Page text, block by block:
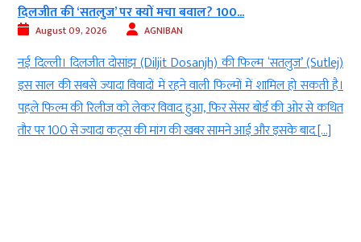
दिलजीत की ‘सतलुज’ पर क्यों मचा बवाल? 100...
August 09, 2026 AGNIBAN
नई दिल्ली। दिलजीत दोसांझ (Diljit Dosanjh) की फिल्म ‘सतलुज’ (Sutlej)
इस साल की सबसे ज्यादा विवादों में रहने वाली फिल्मों में शामिल हो सकती है।
पहले फिल्म की रिलीज को लेकर विवाद हुआ, फिर सेंसर बोर्ड की ओर से कथित
तौर पर 100 से ज्यादा कट्स की मांग की खबर सामने आई और इसके बाद […]